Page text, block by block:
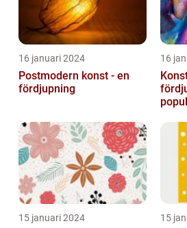
16 januari 2024
Postmodern konst - en
fördjupning
16
15 januari 2024 15